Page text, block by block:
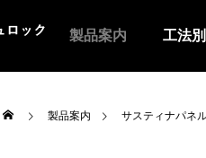
製品案内 工法別
製品案内 サスティナパネ